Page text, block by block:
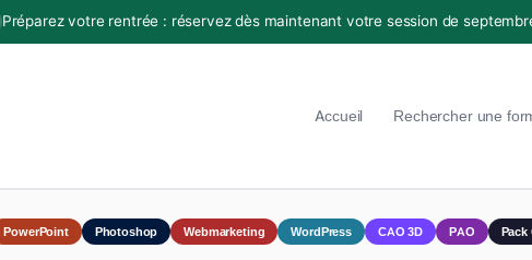
Préparez votre rentrée : réservez dès maintenant votre session de
Accueil Rechercher une
PowerPoint Photoshop Webmarketing WordPress CAO 3D PAO Pack